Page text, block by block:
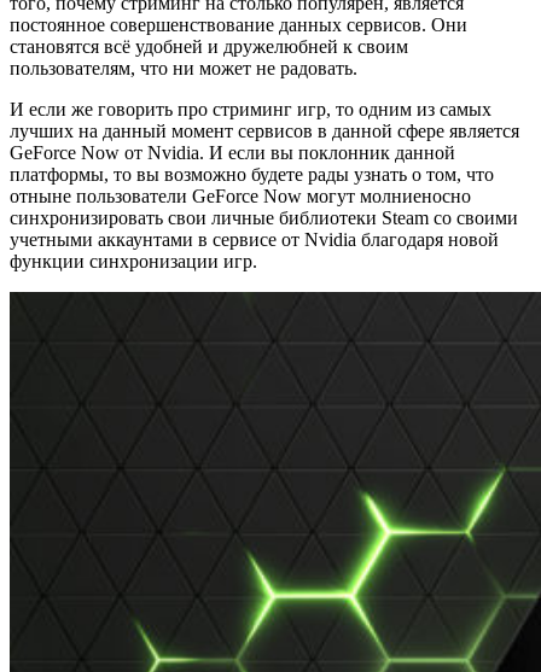
постоянное совершенствование данных сервисов. Они
становятся всё удобней и дружелюбней к своим
пользователям, что ни может не радовать.
И если же говорить про стриминг игр, то одним из самых
лучших на данный момент сервисов в данной сфере является
GeForce Now от Nvidia. И если вы поклонник данной
платформы, то вы возможно будете рады узнать о том, что
отныне пользователи GeForce Now могут молниеносно
синхронизировать свои личные библиотеки Steam со своими
учетными аккаунтами в сервисе от Nvidia благодаря новой
функции синхронизации игр.